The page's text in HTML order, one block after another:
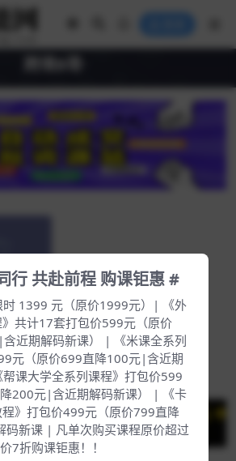
运营
Aa-001
99
行 共赴前程 购课钜惠 #
时 1399 元（原价1999元）| 《外
共计17套打包价599元（原价
近期解码新课） | 《米课全系列
元（原价699直降100元|含近期
课大学全系列课程》打包价599
200元|含近期解码新课） | 《卡
》打包价499元（原价799直降
新课 | 凡单次购买课程原价超过
7折购课钜惠！！